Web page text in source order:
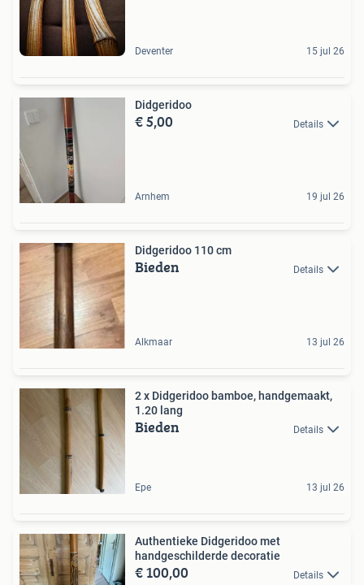
Deventer 15 jul 26
Didgeridoo
€ 5,00 Details
Arnhem 19 jul 26
Didgeridoo 110 cm
Bieden Details
Alkmaar 13 jul 26
2 x Didgeridoo bamboe, handgemaakt,
1.20 lang
Bieden Details
Epe 13 jul 26
Authentieke Didgeridoo met
handgeschilderde decoratie
€ 100,00 Details